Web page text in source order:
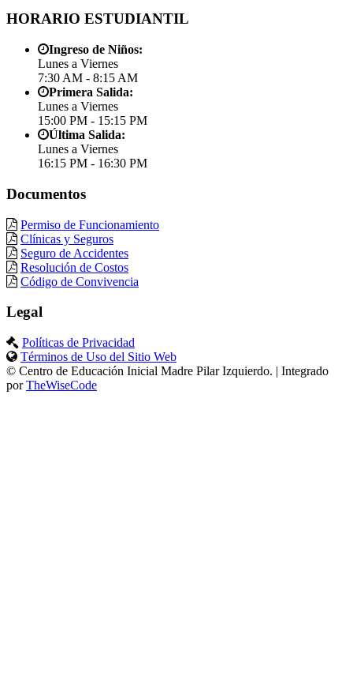
HORARIO ESTUDIANTIL
Ingreso de Niños:
Lunes a Viernes
7:30 AM - 8:15 AM
Primera Salida:
Lunes a Viernes
15:00 PM - 15:15 PM
Última Salida:
Lunes a Viernes
16:15 PM - 16:30 PM
Documentos
Permiso de Funcionamiento
Clínicas y Seguros
Seguro de Accidentes
Resolución de Costos
Código de Convivencia
Legal
Políticas de Privacidad
Términos de Uso del Sitio Web
© Centro de Educación Inicial Madre Pilar Izquierdo. | Integrado
porTheWiseCode